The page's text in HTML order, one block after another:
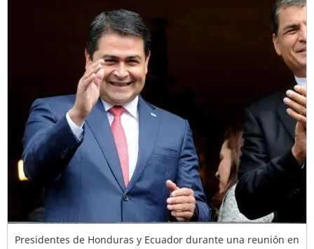
Presidentes de Honduras y Ecuador durante una reunión en